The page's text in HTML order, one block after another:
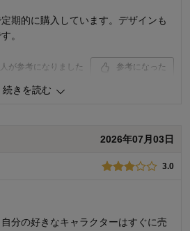
期的に購入しています。デザインも
。
人が参考になりました 参考になった
続きを読む
2026年07月03日
3.0
の好きなキャラクターはすぐに売